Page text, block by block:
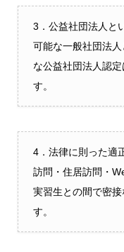
3．公益社団法人と
可能な一般社団法
な公益社団法人認
す。
4．法律に則った適
訪問・住居訪問・
実習生との間で密
す。